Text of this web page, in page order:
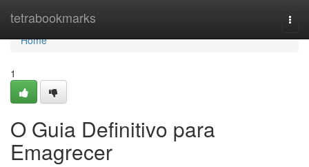
tetrabookmarks
Home
Home
1
O Guia Definitivo para
Emagrecer